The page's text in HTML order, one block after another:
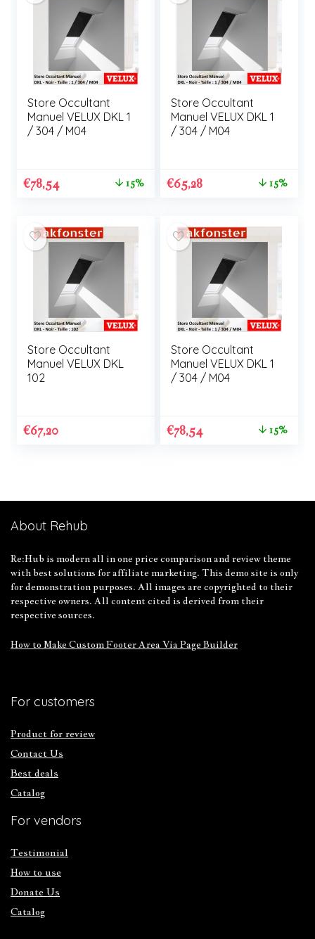
Store Occultant
Manuel VELUX DKL 1
/ 304 / M04
€78,54 15%
Store Occultant
Manuel VELUX DKL 1
/ 304 / M04
€65,28 15%
Store Occultant
Manuel VELUX DKL
102
€67,20
Store Occultant
Manuel VELUX DKL 1
/ 304 / M04
€78,54 15%
About Rehub
Re:Hub is modern all in one price comparison and review theme
with best solutions for affiliate marketing. This demo site is only
for demonstration purposes. All images are copyrighted to their
respective owners. All content cited is derived from their
respective sources.
How to Make Custom Footer Area Via Page Builder
For customers
Product for review
Contact Us
Best deals
Catalog
For vendors
Testimonial
How to use
Donate Us
Catalog